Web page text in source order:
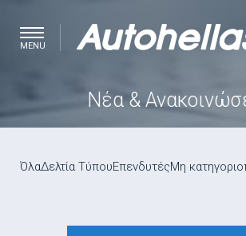
MENU
Νέα &
ΌλαΔελτία ΤύπουΕπενδυτέςΜη